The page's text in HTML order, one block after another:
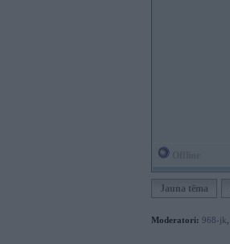
Jauna tēma
Moderatori: 968-jk